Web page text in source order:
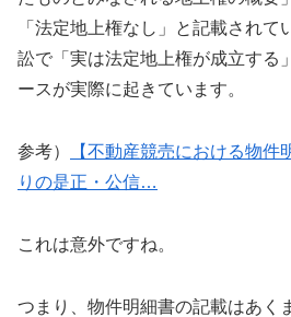
「法定地上権なし」と記載され
訟で「実は法定地上権が成立する
ースが実際に起きています。
参考）
【不動産競売における物
りの是正・公信…
これは意外ですね。
つまり、物件明細書の記載はあく